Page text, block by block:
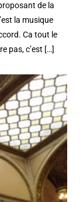
de la
la musique
Ca tout le
pas, c’est […]